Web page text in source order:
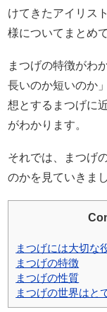
けてきたアイリス
様についてまとめ
まつげの特徴がわ
長いのか短いのか
想とするまつげに
がわかります。
それでは、まつげ
のかを見ていきま
まつげには大切な
まつげの特徴
まつげの性質
まつげの世界はと